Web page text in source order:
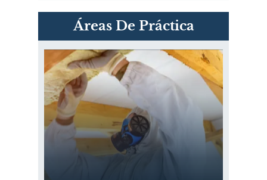
Áreas De Práctica
PVC Cloruro de polivinilo
Exposición